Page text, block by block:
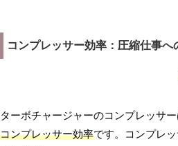
コンプレッサー効率：圧縮仕事へ
ターボチャージャーのコンプレッサ
コンプレッサー効率です。コンプレッ